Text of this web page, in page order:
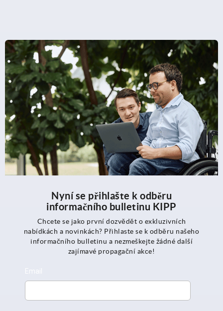
Nyní se přihlašte k odběru
informačního bulletinu KIPP
Chcete se jako první dozvědět o exkluzivních
nabídkách a novinkách? Přihlaste se k odběru našeho
informačního bulletinu a nezmeškejte žádné další
zajímavé propagační akce!